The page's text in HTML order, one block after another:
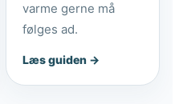
varme gerne må
følges ad.
Læs guiden →